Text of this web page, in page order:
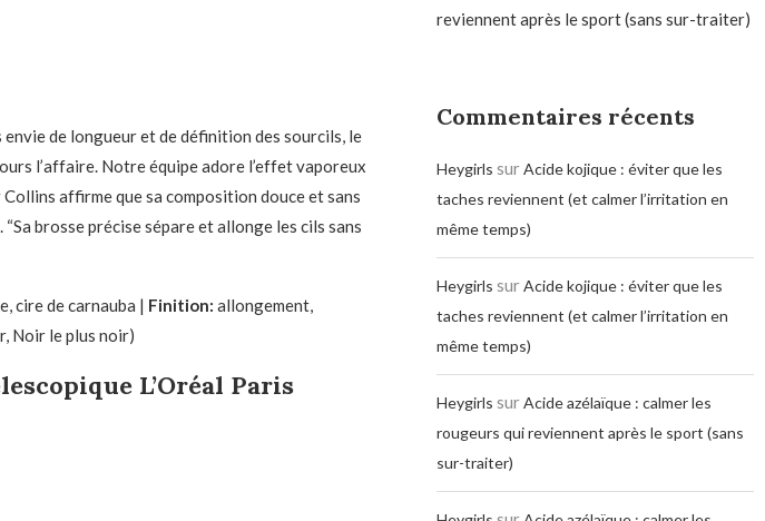
envie de longueur et de définition des sourcils, le
l’affaire. Notre équipe adore l’effet vaporeux
affirme que sa composition douce et sans
brosse précise sépare et allonge les cils sans
cire de carnauba | Finition: allongement,
Noir le plus noir)
L’Oréal Paris
reviennent après le sport (sans sur-traiter)
Commentaires récents
Heygirls surAcide kojique : éviter que les
taches reviennent (et calmer l’irritation en
même temps)
Heygirls surAcide kojique : éviter que les
taches reviennent (et calmer l’irritation en
même temps)
Heygirls surAcide azélaïque : calmer les
rougeurs qui reviennent après le sport (sans
sur-traiter)